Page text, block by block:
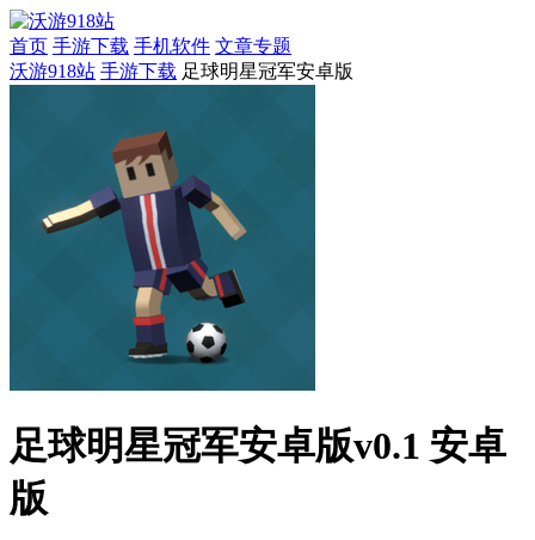
首页 手游下载 手机软件 文章专题
沃游918站 手游下载 足球明星冠军安卓版
足球明星冠军安卓版v0.1 安卓
版